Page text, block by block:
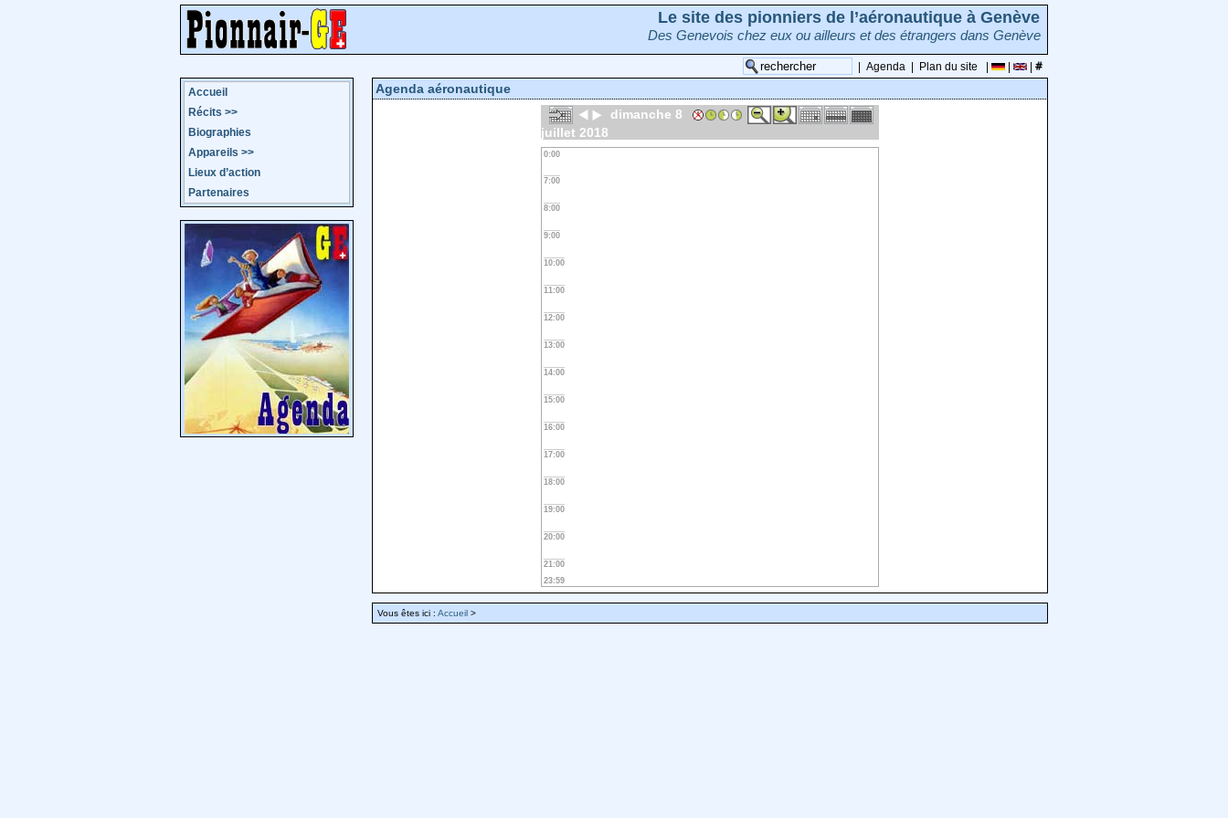
Le site des pionniers de l’aéronautique à Genève
Des Genevois chez eux ou ailleurs et des étrangers dans Genève
Agenda Plan du site
Accueil
Récits >>
Biographies
Appareils >>
Lieux d’action
Partenaires
Agenda aéronautique
dimanche 8
juillet 2018
0:00
7:00
8:00
9:00
10:00
11:00
12:00
13:00
14:00
15:00
16:00
17:00
18:00
19:00
20:00
21:00
23:59
Vous êtes ici : Accueil >